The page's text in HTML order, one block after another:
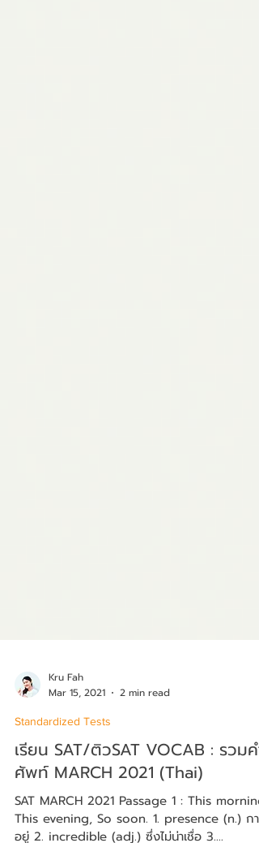
Kru Fah
Standardized Tests
เรียน SAT/ติวSAT VOCAB : รวมคำ
ศัพท์ MARCH 2021 (Thai)